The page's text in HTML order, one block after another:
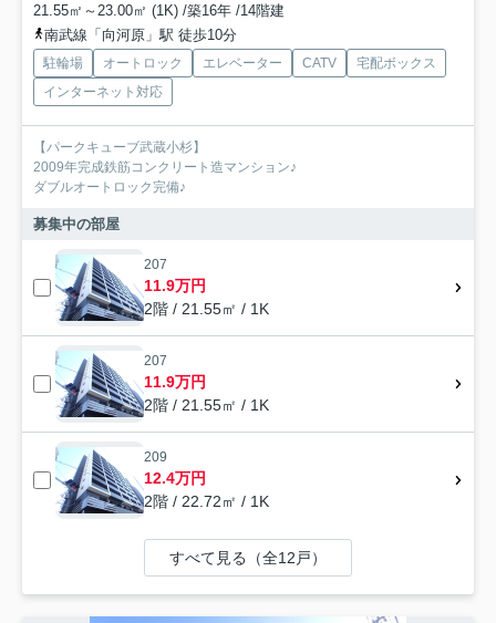
21.55㎡～23.00㎡ (1K) /築16年 /14階建
南武線「向河原」駅 徒歩10分
駐輪場 オートロック エレベーター CATV
宅配ボックス
インターネット対応
【パークキューブ武蔵小杉】
2009年完成鉄筋コンクリート造マンション♪
ダブルオートロック完備♪
募集中の部屋
207
11.9万円
2階 / 21.55㎡ / 1K
207
11.9万円
2階 / 21.55㎡ / 1K
209
12.4万円
2階 / 22.72㎡ / 1K
すべて見る（全12戸）